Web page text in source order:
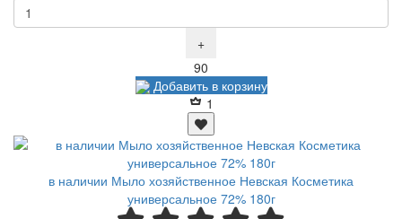
+
90
Добавить в корзину
1
в наличии Мыло хозяйственное Невская Косметика
универсальное 72% 180г